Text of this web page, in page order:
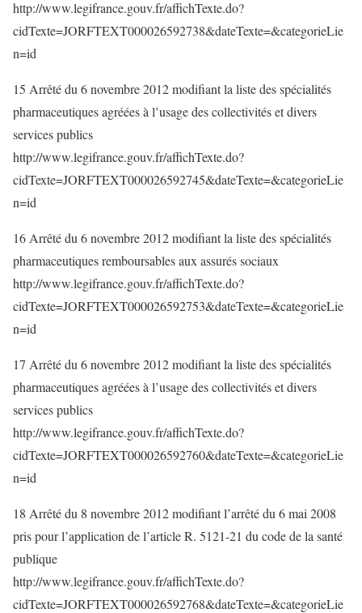
http://www.legifrance.gouv.fr/affichTexte.do?
cidTexte=JORFTEXT000026592738&dateTexte=&categorieLie
n=id
15 Arrêté du 6 novembre 2012 modifiant la liste des spécialités
pharmaceutiques agréées à l’usage des collectivités et divers
services publics
http://www.legifrance.gouv.fr/affichTexte.do?
cidTexte=JORFTEXT000026592745&dateTexte=&categorieLie
n=id
16 Arrêté du 6 novembre 2012 modifiant la liste des spécialités
pharmaceutiques remboursables aux assurés sociaux
http://www.legifrance.gouv.fr/affichTexte.do?
cidTexte=JORFTEXT000026592753&dateTexte=&categorieLie
n=id
17 Arrêté du 6 novembre 2012 modifiant la liste des spécialités
pharmaceutiques agréées à l’usage des collectivités et divers
services publics
http://www.legifrance.gouv.fr/affichTexte.do?
cidTexte=JORFTEXT000026592760&dateTexte=&categorieLie
n=id
18 Arrêté du 8 novembre 2012 modifiant l’arrêté du 6 mai 2008
pris pour l’application de l’article R. 5121-21 du code de la santé
publique
http://www.legifrance.gouv.fr/affichTexte.do?
cidTexte=JORFTEXT000026592768&dateTexte=&categorieLie